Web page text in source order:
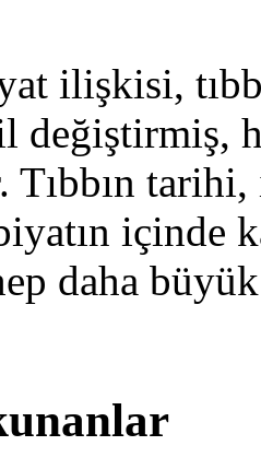
ilişkisi,
değiştirmiş,
içinde
daha